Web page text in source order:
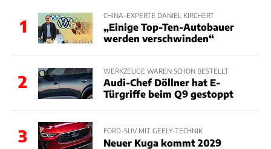
1
CHINA-EXPERTE DANIEL KIRCHERT
„Einige Top-Ten-Autobauer
werden verschwinden“
2
WERKZEUGE WAREN SCHON BESTELLT
Audi-Chef Döllner hat E-
Türgriffe beim Q9 gestoppt
3 FORD-SUV MIT GEELY-TECHNIK
Neuer Kuga kommt 2029